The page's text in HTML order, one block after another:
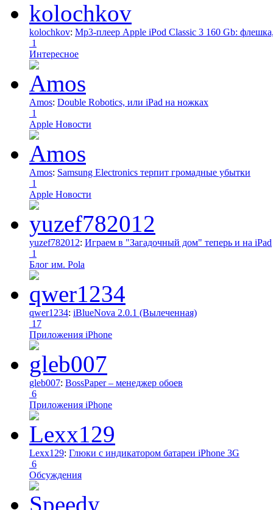
kolochkov: Mp3-плеер Apple iPod Classic 3 160 Gb:
1
Интересное
Amos: Double Robotics, или iPad на ножках
1
Apple Новости
Amos: Samsung Electronics терпит громадные убытки
1
Apple Новости
yuzef782012: Играем в "Загадочный дом" теперь и на iPad
1
Блог им. Pola
qwer1234: iBlueNova 2.0.1 (Вылеченная)
17
Приложения iPhone
gleb007: BossPaper – менеджер обоев
6
Приложения iPhone
Lexx129: Глюки с индикатором батареи iPhone 3G
6
Обсуждения